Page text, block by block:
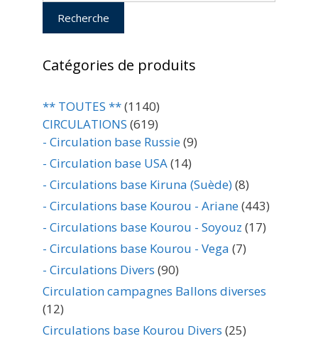
Recherche
Catégories de produits
** TOUTES **(1140)
CIRCULATIONS (619)
- Circulation base Russie(9)
- Circulation base USA(14)
- Circulations base Kiruna (Suède)(8)
- Circulations base Kourou - Ariane(443)
- Circulations base Kourou - Soyouz (17)
- Circulations base Kourou - Vega (7)
- Circulations Divers (90)
Circulation campagnes Ballons diverses
(12)
Circulations base Kourou Divers (25)